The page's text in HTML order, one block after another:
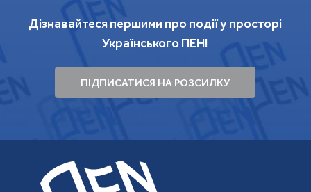
Дізнавайтеся першими про події у просторі
Українського ПЕН!
ПІДПИСАТИСЯ НА РОЗСИЛКУ